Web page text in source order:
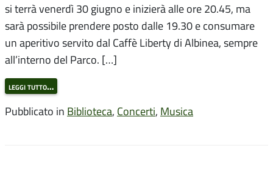
si terrà venerdì 30 giugno e inizierà alle ore 20.45, ma
sarà possibile prendere posto dalle 19.30 e consumare
un aperitivo servito dal Caffè Liberty di Albinea, sempre
all’interno del Parco. […]
leggi tutto…
Pubblicato in Biblioteca, Concerti, Musica